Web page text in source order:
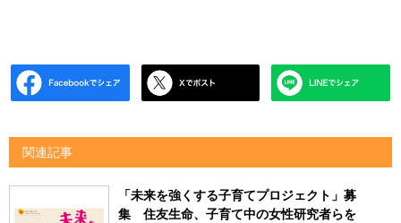
関連記事
「未来を強くする子育てプロジェクト」募
集 住友生命、子育て中の女性研究者らを